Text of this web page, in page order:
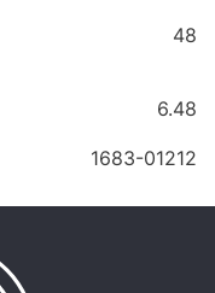
48
6.48
1683-01212